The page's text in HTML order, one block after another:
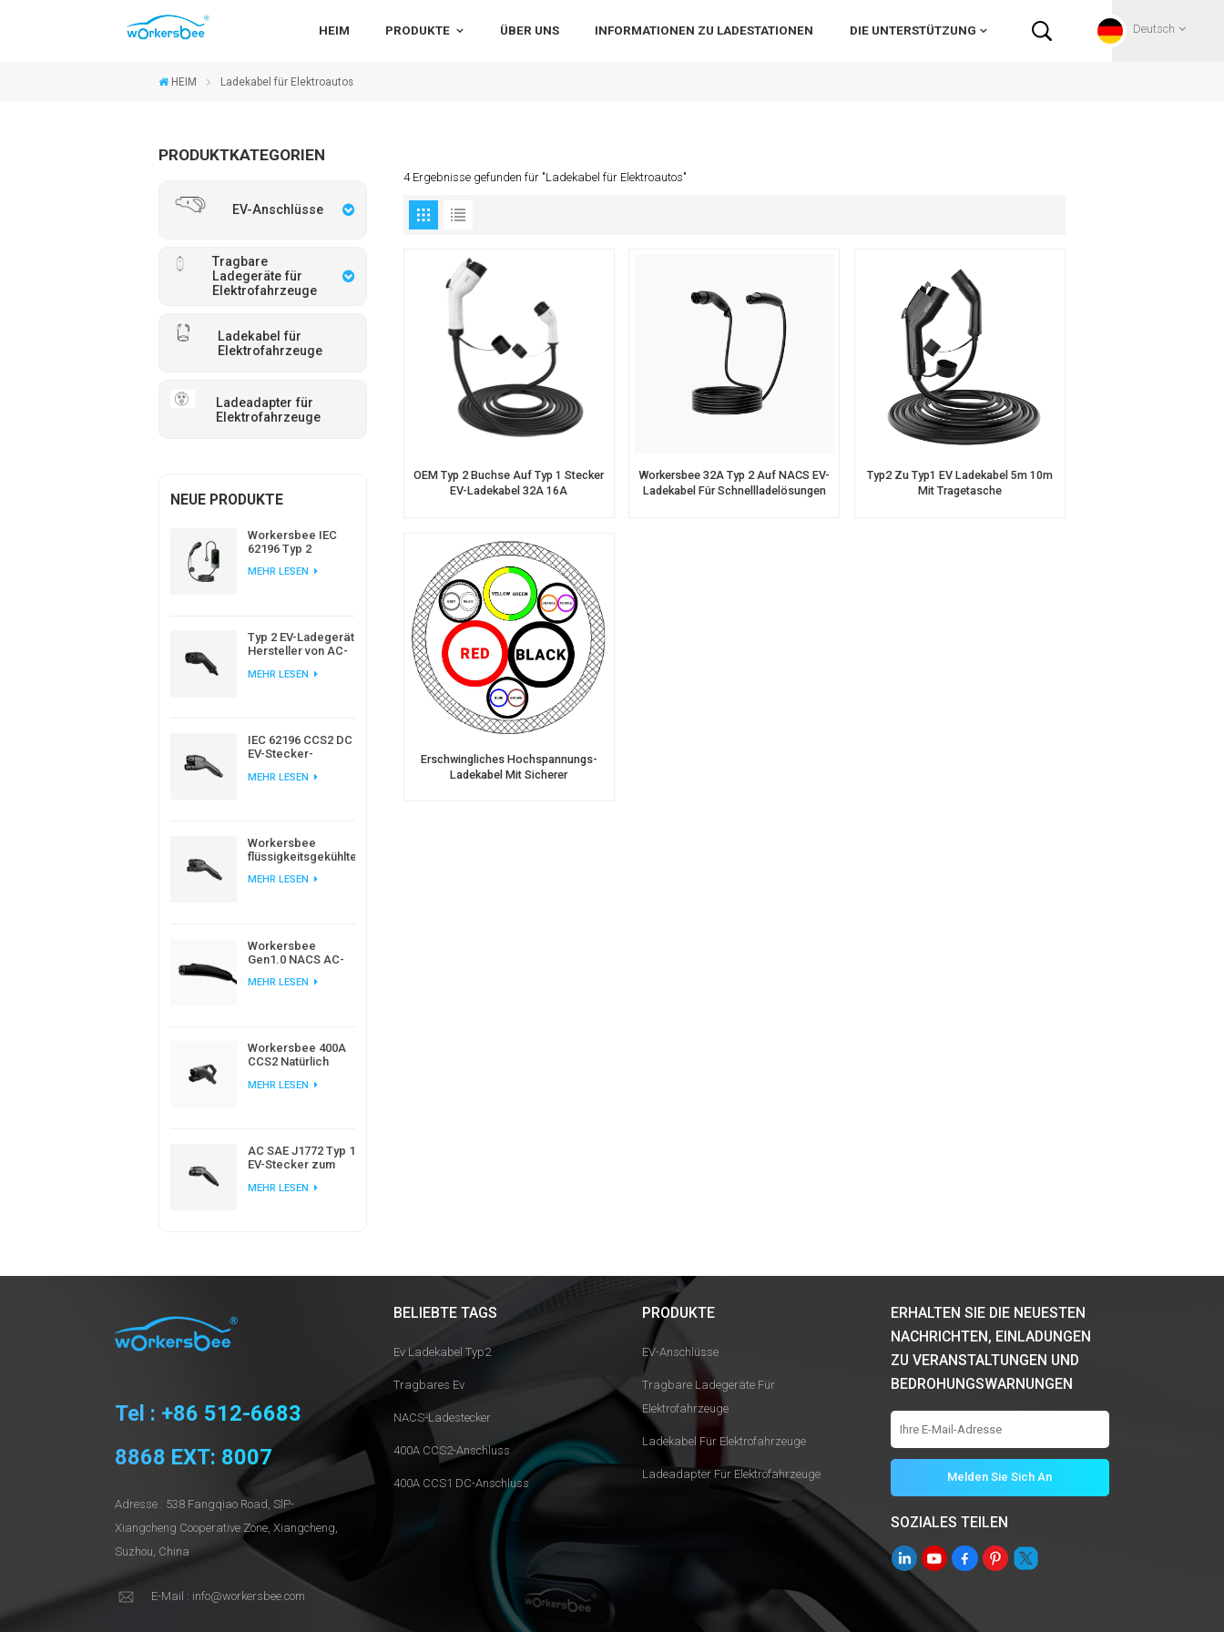
HEIM PRODUKTE ÜBER UNS INFORMATIONEN ZU LADESTATIONEN DIE UNTERSTÜTZUNG Deutsch
HEIM Ladekabel für Elektroautos
PRODUKTKATEGORIEN
EV-Anschlüsse
Tragbare
Ladegeräte für
Elektrofahrzeuge
Ladekabel für
Elektrofahrzeuge
Ladeadapter für
Elektrofahrzeuge
NEUE PRODUKTE
Workersbee IEC
62196 Typ 2
Ladegerät mit
MEHR LESEN
Typ 2 EV-Ladegerät
Hersteller von AC-
europäischem
MEHR LESEN
IEC 62196 CCS2 DC
EV-Stecker-
Ladestation
MEHR LESEN
Workersbee
flüssigkeitsgekühlter
Gleichstromstecker
Elektrofahrzeugen
MEHR LESEN
Workersbee
Gen1.0 NACS AC-
das Laden von
MEHR LESEN
Workersbee 400A
CCS2 Natürlich
Anschluss für
MEHR LESEN
AC SAE J1772 Typ 1
EV-Stecker zum
Elektroautos
MEHR LESEN
4 Ergebnisse gefunden für "Ladekabel für Elektroautos"
OEM Typ 2 Buchse Auf Typ 1 Stecker
EV-Ladekabel 32A 16A
Workersbee 32A Typ 2 Auf NACS EV-
Ladekabel Für Schnellladelösungen
Typ2 Zu Typ1 EV Ladekabel 5m 10m
Mit Tragetasche
Erschwingliches Hochspannungs-
Ladekabel Mit Sicherer
Tel : +86 512-6683
8868 EXT: 8007
Adresse : 538 Fangqiao Road, SlP-
Xiangcheng Cooperative Zone, Xiangcheng,
Suzhou, China
E-Mail : info@workersbee.com
BELIEBTE TAGS
Ev Ladekabel Typ2
Tragbares Ev
NACS-Ladestecker
400A CCS2-Anschluss
400A CCS1 DC-Anschluss
PRODUKTE
EV-Anschlüsse
Tragbare Ladegeräte Für
Elektrofahrzeuge
Ladekabel Für Elektrofahrzeuge
Ladeadapter Für Elektrofahrzeuge
ERHALTEN SIE DIE NEUESTEN
NACHRICHTEN, EINLADUNGEN
ZU VERANSTALTUNGEN UND
BEDROHUNGSWARNUNGEN
SOZIALES TEILEN